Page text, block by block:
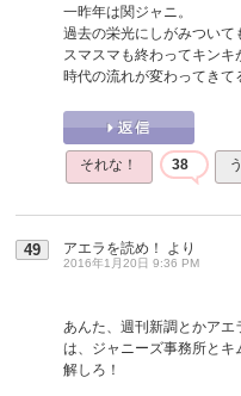
一昨年は関ジャニ。
過去の栄光にしがみついて
スマスマも終わってキンキ
時代の流れが変わってきて
それな！ 38
49 アエラを読め！ より
2016年1月20日 9:36 PM
あんた、週刊新調とかア
は、ジャニーズ事務所と
解しろ！